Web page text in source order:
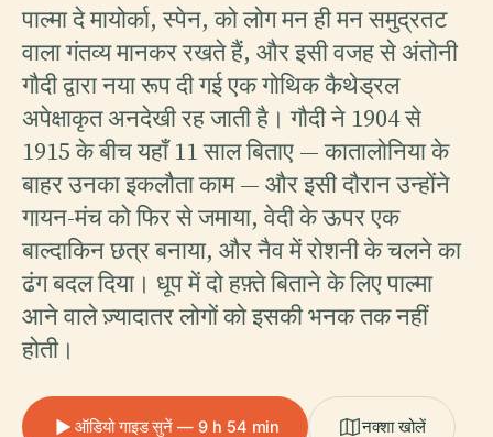
पाल्मा दे मायोर्का, स्पेन, को लोग मन ही मन समुद्रतट
वाला गंतव्य मानकर रखते हैं, और इसी वजह से अंतोनी
गौदी द्वारा नया रूप दी गई एक गोथिक कैथेड्रल
अपेक्षाकृत अनदेखी रह जाती है। गौदी ने 1904 से
1915 के बीच यहाँ 11 साल बिताए — कातालोनिया के
बाहर उनका इकलौता काम — और इसी दौरान उन्होंने
गायन-मंच को फिर से जमाया, वेदी के ऊपर एक
बाल्दाकिन छत्र बनाया, और नैव में रोशनी के चलने का
ढंग बदल दिया। धूप में दो हफ़्ते बिताने के लिए पाल्मा
आने वाले ज़्यादातर लोगों को इसकी भनक तक नहीं
होती।
ऑडियो गाइड सुनें — 9 h 54 min नक्शा खोलें